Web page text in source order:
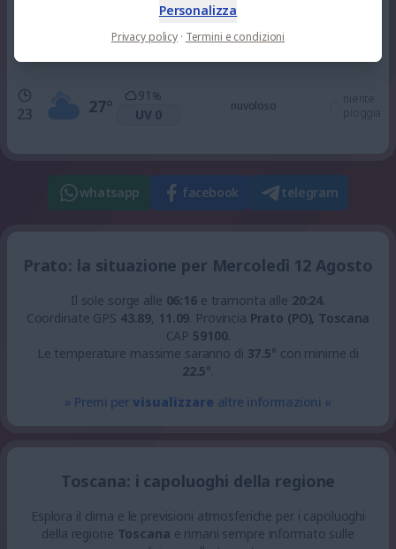
° UV 0
nuvoloso
23 27°
91 %
UV 0
nuvoloso
niente
pioggia
whatsapp facebook telegram
Prato: la situazione per Mercoledì 12 Agosto
Il sole sorge alle 06:16e tramonta alle 20:24.
Coordinate GPS 43.89, 11.09. Provincia Prato (PO), Toscana
CAP 59100.
Le temperature massime saranno di 37.5° con minime di
22.5°.
» Premi pervisualizzare altre informazioni «
Toscana: i capoluoghi della regione
Esplora il clima e le previsioni atmosferiche per i capoluoghi
della regione Toscana e rimani sempre informato sulle
Personalizza
Privacy policy · Termini e condizioni